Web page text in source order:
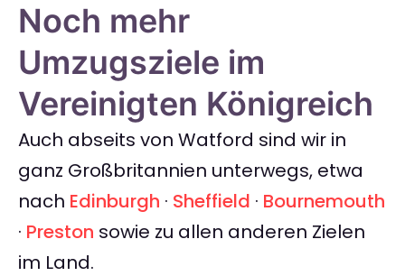
Noch mehr
Umzugsziele im
Vereinigten Königreich
Auch abseits von Watford sind wir in
ganz Großbritannien unterwegs, etwa
nach Edinburgh · Sheffield · Bournemouth
· Preston sowie zu allen anderen Zielen
im Land.